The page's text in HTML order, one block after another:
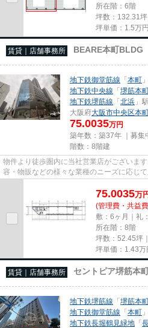
所在階：6階
坪数：132.31
坪単価： 1.5万円
賃貸｜店舗事務所 BEARE本町BLDG
地下鉄御堂筋線 「本町
地下鉄中央線 「堺筋本
地下鉄堺筋線 「北浜 」
大阪府大阪市中央区本
75.0035万円
築年数：築37年 ｜募集
階数：8階建
物件より徒歩圏内に当社営業店がございま
容・物販などの様々な業種のニーズに応じ
尚、弊社ではおとり広告は一切...
75.0035万
(管理費・共益
敷：6ヶ月｜礼
所在階：8階
坪数：52.45坪
坪単価： 1.43万
賃貸｜店舗事務所 セントピア堺筋本
地下鉄堺筋線 「堺筋本
地下鉄御堂筋線 「本町
地下鉄長堀鶴見緑地 「